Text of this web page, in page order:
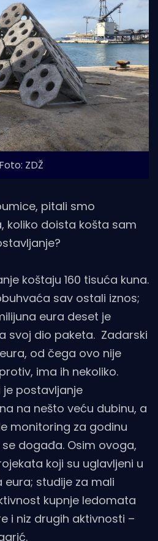
Foto: ZDŽ
pitali smo
koliko doista košta sam
koštaju 160 tisuća kuna.
sav ostali iznos;
eura deset je
svoj dio paketa. Zadarski
od čega ovo nije
ima ih nekoliko.
postavljanje
na nešto veću dubinu, a
monitoring za godinu
događa. Osim ovoga,
koji su uglavljeni u
studije za mali
kupnje ledomata
i niz drugih aktivnosti –